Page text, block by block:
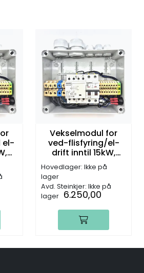
el-
Vekselmodul for
ved-flisfyring/el-
drift inntil 15kW,
3x230V
Hovedlager: Ikke på
lager
Avd. Steinkjer: Ikke på
lager 6.250,00